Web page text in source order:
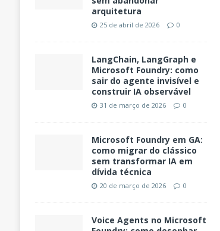
arquitetura
25 de abril de 2026 0
LangChain, LangGraph e
Microsoft Foundry: como
sair do agente invisível e
construir IA observável
31 de março de 2026 0
Microsoft Foundry em GA:
como migrar do clássico
sem transformar IA em
dívida técnica
20 de março de 2026 0
Voice Agents no Microsoft